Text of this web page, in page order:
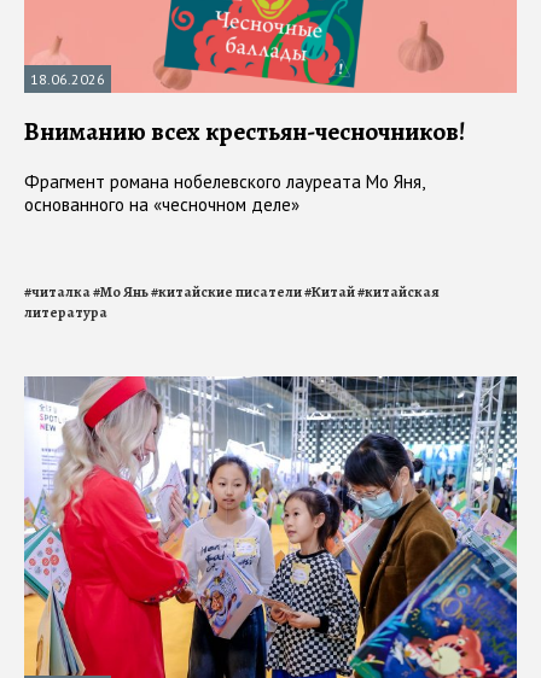
18.06.2026
Вниманию всех крестьян-чесночников!
Фрагмент романа нобелевского лауреата Мо Яня,
основанного на «чесночном деле»
#читалка#Мо Янь#китайские писатели#Китай#китайская
литература